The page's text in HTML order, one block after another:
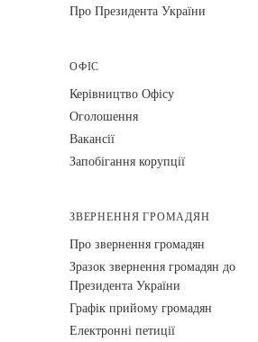
Про Президента України
ОФІС
Керівництво Офісу
Оголошення
Вакансії
Запобігання корупції
ЗВЕРНЕННЯ ГРОМАДЯН
Про звернення громадян
Зразок звернення громадян до
Президента України
Графік прийому громадян
Електронні петиції